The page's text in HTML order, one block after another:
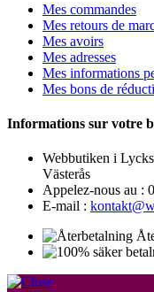
Mes commandes
Mes retours de
Mes avoirs
Mes adresses
Mes informations
Mes bons de
Informations sur votre
Webbutiken i
Västerås
Appelez-nous au :
E-mail :